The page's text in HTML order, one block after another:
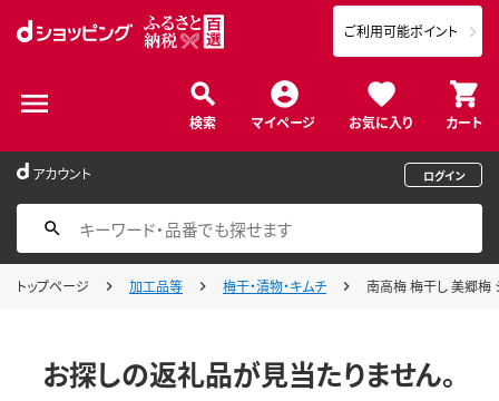
検索 マイページ お気に入り カート
ご利用可能ポイント
アカウント ログイン
トップページ 加工品等 梅干・漬物・キムチ 南高梅 梅干し 美郷梅
お探しの返礼品が見当たりません。